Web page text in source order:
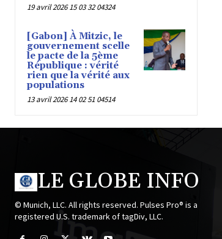
19 avril 2026 15 03 32 04324
[Gabon] À Mitzic, le
gouvernement scelle
le pacte de la 5ème
République : vérité
rien que la vérité aux
populations
13 avril 2026 14 02 51 04514
LE GLOBE INFO
© Munich, LLC. All rights reserved. Pulses Pro® is a
registered U.S. trademark of tagDiv, LLC.